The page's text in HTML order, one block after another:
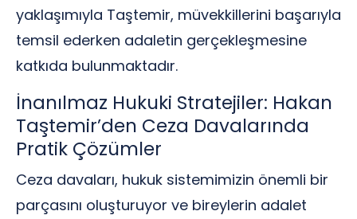
yaklaşımıyla Taştemir, müvekkillerini başarıyla
temsil ederken adaletin gerçekleşmesine
katkıda bulunmaktadır.
İnanılmaz Hukuki Stratejiler: Hakan
Taştemir’den Ceza Davalarında
Pratik Çözümler
Ceza davaları, hukuk sistemimizin önemli bir
parçasını oluşturuyor ve bireylerin adalet